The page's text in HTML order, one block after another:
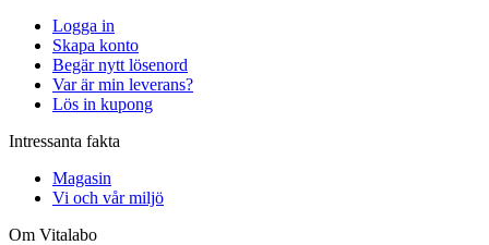
Logga in
Skapa konto
Begär nytt lösenord
Var är min leverans?
Lös in kupong
Intressanta fakta
Magasin
Vi och vår miljö
Om Vitalabo